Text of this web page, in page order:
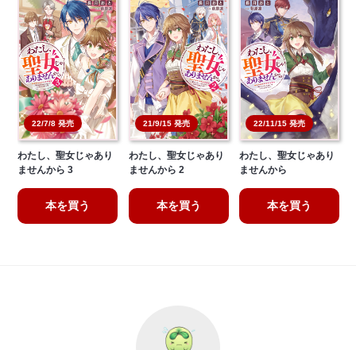
22/7/8 発売
わたし、聖女じゃあり
ませんから 3
本を買う
21/9/15 発売
わたし、聖女じゃあり
ませんから 2
本を買う
22/11/15 発売
わたし、聖女じゃあり
ませんから
本を買う